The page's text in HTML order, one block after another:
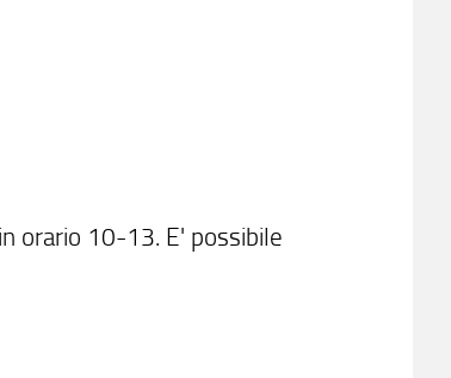
in orario 10-13. E' possibile